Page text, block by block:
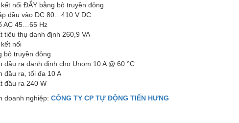
nối ĐẨY bằng bộ truyền động
đầu vào DC 80…410 V DC
AC 45…65 Hz
tiêu thụ danh định 260,9 VA
nối
bộ truyền động
đầu ra danh định cho Unom 10 A @ 60 °C
đầu ra, tối đa 10 A
đầu ra 240 W
doanh nghiệp: CÔNG TY CP TỰ ĐỘNG TIẾN HƯNG